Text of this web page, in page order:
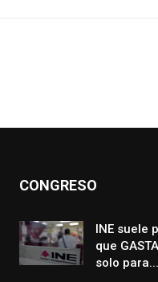
CONGRESO
INE suele
que
solo para...